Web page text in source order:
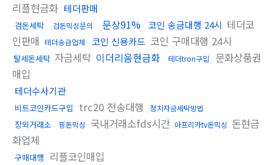
리플현금화 테더판매
검돈세탁 검돈믹싱문의 문상91% 코인 송금대행 24시 테더코
인판매 테더송금업체 코인 신용카드 코인 구매대행 24시
탈세돈세탁 자금세탁 이더리움현금화 테더tron구입
문화상품권
매입
테더수사기관
비트코인카드구입 trc20 전송대행 정치자금세탁방법
장외거래소 핑돈믹싱 국내거래소fds시간 아프리카tv돈믹싱 돈현금
화업체
구매대행 리플코인매입